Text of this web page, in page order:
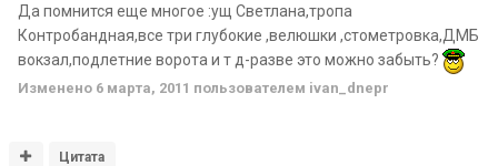
Да помнится еще многое :ущ Светлана,тропа
Контробандная,все три глубокие ,велюшки ,стометровка,ДМБ
вокзал,подлетние ворота и т д-разве это можно забыть?
Изменено 6 марта, 2011 пользователем ivan_dnepr
Цитата